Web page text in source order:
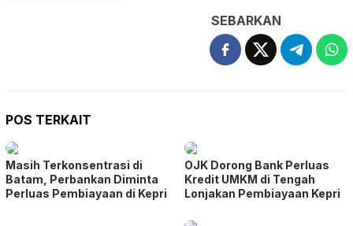
SEBARKAN
POS TERKAIT
Masih Terkonsentrasi di
Batam, Perbankan Diminta
Perluas Pembiayaan di Kepri
OJK Dorong Bank Perluas
Kredit UMKM di Tengah
Lonjakan Pembiayaan Kepri